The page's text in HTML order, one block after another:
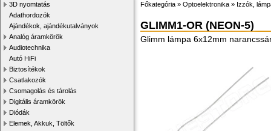
3D nyomtatás
Adathordozók
Ajándékok, ajándékutalványok
Analóg áramkörök
Audiotechnika
Autó HiFi
Biztosítékok
Csatlakozók
Csomagolás és tárolás
Digitális áramkörök
Diódák
Elemek, Akkuk, Töltők
Főkategória » Optoelektronika » Izzók,
GLIMM1-OR (NEON-5)
Glimm lámpa 6x12mm